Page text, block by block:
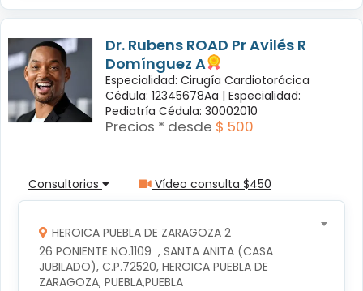
Dr. Rubens ROAD Pr Avilés R
Domínguez A
Especialidad: Cirugía Cardiotorácica
Cédula: 12345678Aa | Especialidad:
Pediatría Cédula: 30002010
Precios * desde $ 500
Consultorios Vídeo consulta $450
HEROICA PUEBLA DE ZARAGOZA 2
26 PONIENTE NO.1109  , SANTA ANITA (CASA
JUBILADO), C.P.72520, HEROICA PUEBLA DE
ZARAGOZA, PUEBLA,PUEBLA